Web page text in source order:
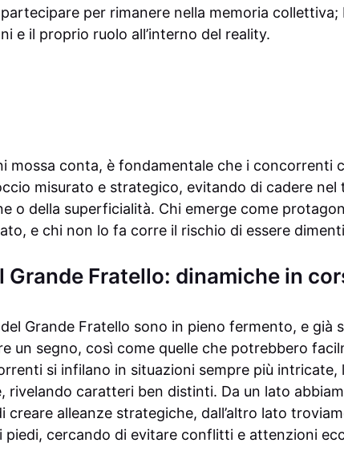
per rimanere nella memoria collettiva;
e il proprio ruolo all’interno del reality.
mossa conta, è fondamentale che i concorrenti
misurato e strategico, evitando di cadere nel
o della superficialità. Chi emerge come
e chi non lo fa corre il rischio di essere
Grande Fratello: dinamiche in
Grande Fratello sono in pieno fermento, e già
un segno, così come quelle che potrebbero
si infilano in situazioni sempre più intricate,
rivelando caratteri ben distinti. Da un lato
creare alleanze strategiche, dall’altro lato
piedi, cercando di evitare conflitti e attenzioni